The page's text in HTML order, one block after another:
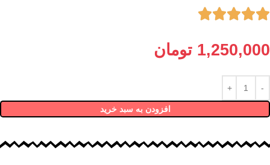





1,250,000 تومان
افزودن به سبد خرید